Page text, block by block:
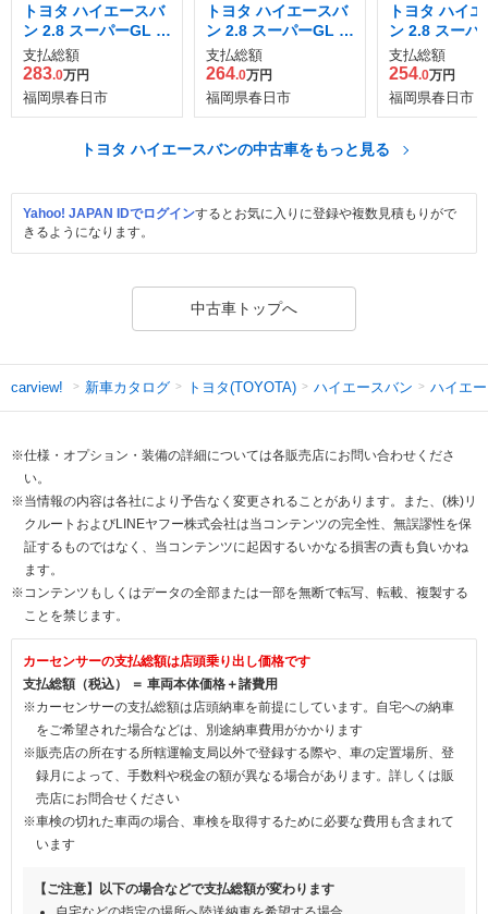
トヨタ ハイエースバ
ン 2.8 スーパーGL ダ
ークプライムII ロン
グボディ ディーゼル
ターボ
支払総額
283.0万円
福岡県春日市
トヨタ ハイエースバ
ン 2.8 スーパーGL ロ
ング ディーゼルター
ボ
支払総額
264.0万円
福岡県春日市
トヨタ ハイ
ン 2.8 スーパ
ークプライム
ボディ ディ
ーボ
支払総額
254.0万円
福岡県春日市
トヨタ ハイエースバンの中古車をもっと見る
Yahoo! JAPAN IDでログインするとお気に入りに登録や複数見積もりがで
きるようになります。
中古車トップへ
carview! 新車カタログ トヨタ(TOYOTA) ハイエースバン ハイエ
※仕様・オプション・装備の詳細については各販売店にお問い合わせくださ
い。
※当情報の内容は各社により予告なく変更されることがあります。また、(株)リ
クルートおよびLINEヤフー株式会社は当コンテンツの完全性、無誤謬性を保
証するものではなく、当コンテンツに起因するいかなる損害の責も負いかね
ます。
※コンテンツもしくはデータの全部または一部を無断で転写、転載、複製する
ことを禁じます。
カーセンサーの支払総額は店頭乗り出し価格です
支払総額（税込） ＝ 車両本体価格＋諸費用
※カーセンサーの支払総額は店頭納車を前提にしています。自宅への納車
をご希望された場合などは、別途納車費用がかかります
※販売店の所在する所轄運輸支局以外で登録する際や、車の定置場所、登
録月によって、手数料や税金の額が異なる場合があります。詳しくは販
売店にお問合せください
※車検の切れた車両の場合、車検を取得するために必要な費用も含まれて
います
【ご注意】以下の場合などで支払総額が変わります